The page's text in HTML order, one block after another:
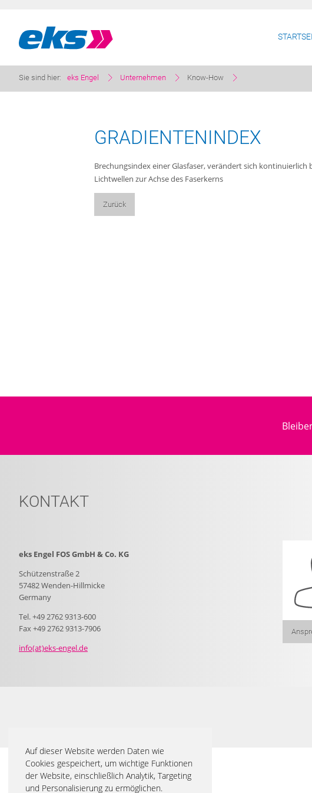
Auf dieser Website werden Daten wie
Cookies gespeichert, um wichtige Funktionen
der Website, einschließlich Analytik, Targeting
und Personalisierung zu ermöglichen.
Sie sind hier: eks Engel Unternehmen Know-How
GRADIENTENINDEX
Brechungsindex einer Glasfaser, verändert sich kontinuierlich
Lichtwellen zur Achse des Faserkerns
Zurück
KONTAKT
eks Engel FOS GmbH & Co. KG
Schützenstraße 2
57482 Wenden-Hillmicke
Germany
Tel. +49 2762 9313-600
Fax +49 2762 9313-7906
info(at)eks-engel.de